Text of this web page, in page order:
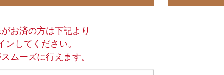
お済の方は下記より
ンしてください。
ムーズに行えます。